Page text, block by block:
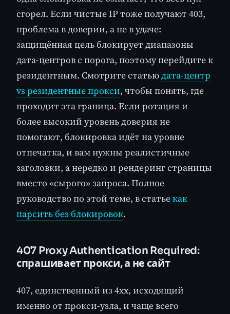
сгорел. Если чистые IP тоже получают 403,
проблема в доверии, а не в удаче:
защищённая цель блокирует диапазоны
дата-центров с порога, поэтому перейдите к
резидентным. Смотрите статьюдата-центр
vs резидентные прокси, чтобы понять, где
проходит эта граница. Если ротация и
более высокий уровень доверия не
помогают, блокировка идёт на уровне
отпечатка, и вам нужны реалистичные
заголовки, а нередко и рендеринг страницы
вместо «сырого» запроса. Полное
руководство по этой теме, в статьекак
парсить без блокировок.
407 Proxy Authentication Required:
спрашивает прокси, а не сайт
407, единственный из 4xx, исходящий
именно от прокси-узла, и чаще всего